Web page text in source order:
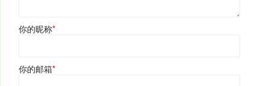
你的昵称*
你的邮箱*